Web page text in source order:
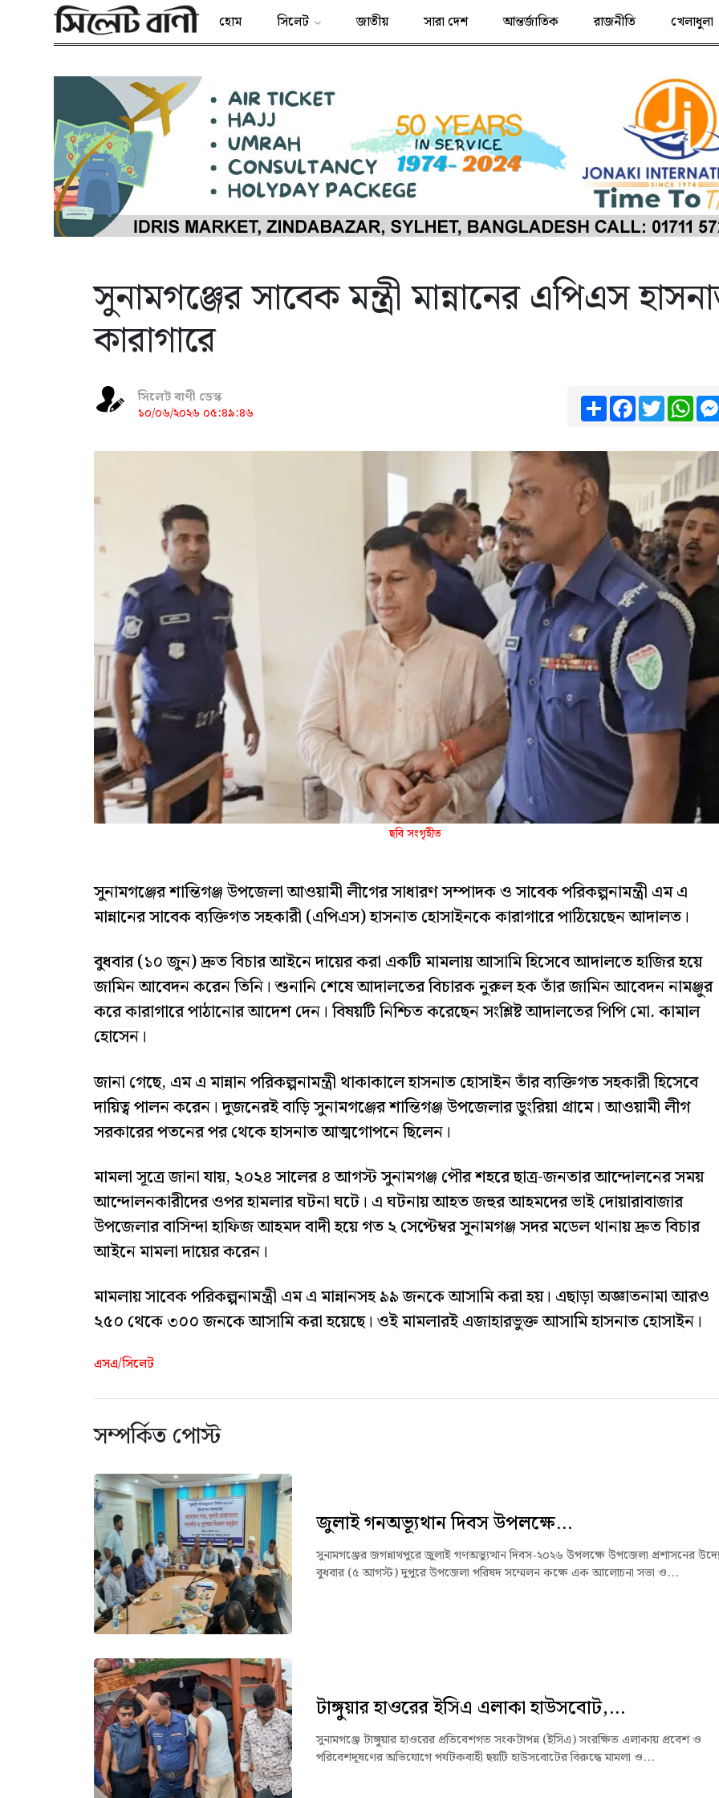
হোম সিলেট জাতীয় সারা দেশ আন্তর্জাতিক রাজনীতি খেলাধুলা
সুনামগঞ্জের সাবেক মন্ত্রী মান্নানের এপিএস
কারাগারে
সিলেট বাণী ডেস্ক
১০/০৬/২০২৬ ০৫:৪৯:৪৬
ShareFacebook
Twitter
ছবি সংগৃহীত
সুনামগঞ্জের শান্তিগঞ্জ উপজেলা আওয়ামী লীগের সাধারণ সম্পাদক ও সাবেক পরিকল্পনামন্ত্রী এম এ
মান্নানের সাবেক ব্যক্তিগত সহকারী (এপিএস) হাসনাত হোসাইনকে কারাগারে পাঠিয়েছেন আদালত।
বুধবার (১০ জুন) দ্রুত বিচার আইনে দায়ের করা একটি মামলায় আসামি হিসেবে আদালতে হাজির হয়ে
জামিন আবেদন করেন তিনি। শুনানি শেষে আদালতের বিচারক নুরুল হক তাঁর জামিন আবেদন নামঞ্জুর
করে কারাগারে পাঠানোর আদেশ দেন। বিষয়টি নিশ্চিত করেছেন সংশ্লিষ্ট আদালতের পিপি মো. কামাল
হোসেন।
জানা গেছে, এম এ মান্নান পরিকল্পনামন্ত্রী থাকাকালে হাসনাত হোসাইন তাঁর ব্যক্তিগত সহকারী হিসেবে
দায়িত্ব পালন করেন। দুজনেরই বাড়ি সুনামগঞ্জের শান্তিগঞ্জ উপজেলার ডুংরিয়া গ্রামে। আওয়ামী লীগ
সরকারের পতনের পর থেকে হাসনাত আত্মগোপনে ছিলেন।
মামলা সূত্রে জানা যায়, ২০২৪ সালের ৪ আগস্ট সুনামগঞ্জ পৌর শহরে ছাত্র-জনতার আন্দোলনের সময়
আন্দোলনকারীদের ওপর হামলার ঘটনা ঘটে। এ ঘটনায় আহত জহুর আহমদের ভাই দোয়ারাবাজার
উপজেলার বাসিন্দা হাফিজ আহমদ বাদী হয়ে গত ২ সেপ্টেম্বর সুনামগঞ্জ সদর মডেল থানায় দ্রুত বিচার
আইনে মামলা দায়ের করেন।
মামলায় সাবেক পরিকল্পনামন্ত্রী এম এ মান্নানসহ ৯৯ জনকে আসামি করা হয়। এছাড়া অজ্ঞাতনামা আরও
২৫০ থেকে ৩০০ জনকে আসামি করা হয়েছে। ওই মামলারই এজাহারভুক্ত আসামি হাসনাত হোসাইন।
এসএ/সিলেট
সম্পর্কিত পোস্ট
জুলাই গনঅভ্যূথান দিবস উপলক্ষে...
সুনামগঞ্জের জগন্নাথপুরে জুলাই গণঅভ্যুত্থান দিবস-২০২৬ উপলক্ষে উপজেলা প্রশাসনের
বুধবার (৫ আগস্ট) দুপুরে উপজেলা পরিষদ সম্মেলন কক্ষে এক আলোচনা সভা ও...
টাঙ্গুয়ার হাওরের ইসিএ এলাকা হাউসবোট,...
সুনামগঞ্জে টাঙ্গুয়ার হাওরের প্রতিবেশগত সংকটাপন্ন (ইসিএ) সংরক্ষিত এলাকায় প্রবেশ ও
পরিবেশদূষণের অভিযোগে পর্যটকবাহী ছয়টি হাউসবোটের বিরুদ্ধে মামলা ও...